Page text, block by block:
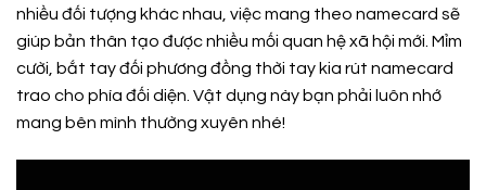
nhiều đối tượng khác nhau, việc mang theo namecard sẽ
giúp bản thân tạo được nhiều mối quan hệ xã hội mới. Mỉm
cười, bắt tay đối phương đồng thời tay kia rút namecard
trao cho phía đối diện. Vật dụng này bạn phải luôn nhớ
mang bên mình thường xuyên nhé!